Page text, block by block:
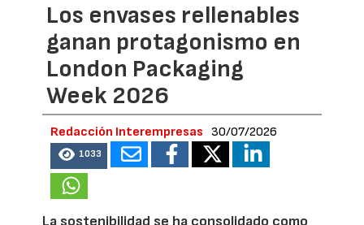
Los envases rellenables
ganan protagonismo en
London Packaging
Week 2026
Redacción Interempresas 30/07/2026
1033
La sostenibilidad se ha consolidado como